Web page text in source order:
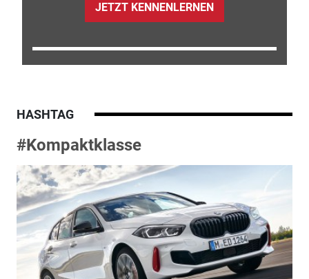
JETZT KENNENLERNEN
HASHTAG
#Kompaktklasse